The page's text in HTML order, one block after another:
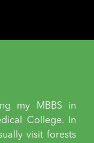
my MBBS in
College. In
visit forests